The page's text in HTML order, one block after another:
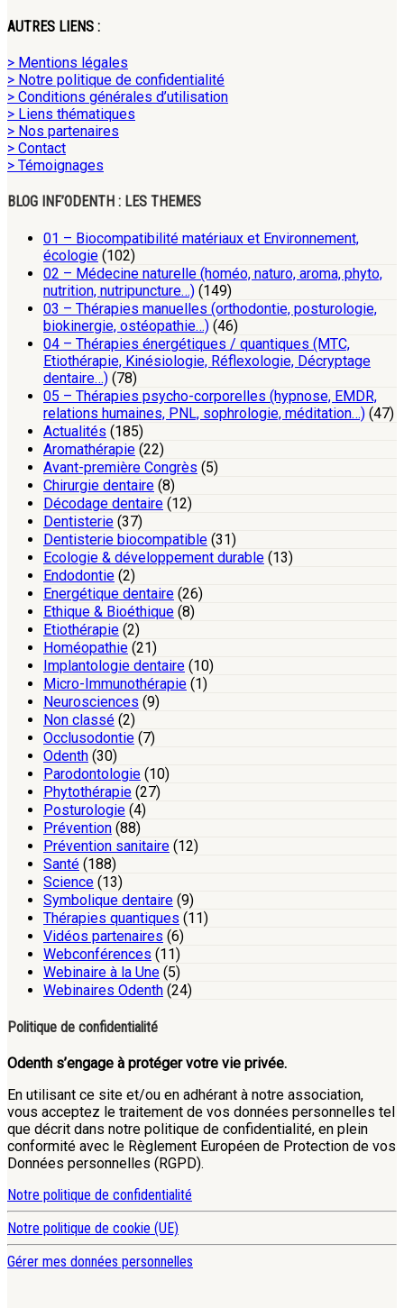
AUTRES LIENS :
> Mentions légales
> Notre politique de confidentialité
> Conditions générales d’utilisation
> Liens thématiques
> Nos partenaires
> Contact
> Témoignages
BLOG INF’ODENTH : LES THEMES
01 – Biocompatibilité matériaux et Environnement,
écologie (102)
02 – Médecine naturelle (homéo, naturo, aroma, phyto,
nutrition, nutripuncture…) (149)
03 – Thérapies manuelles (orthodontie, posturologie,
biokinergie, ostéopathie…) (46)
04 – Thérapies énergétiques / quantiques (MTC,
Etiothérapie, Kinésiologie, Réflexologie, Décryptage
dentaire…) (78)
05 – Thérapies psycho-corporelles (hypnose, EMDR,
relations humaines, PNL, sophrologie, méditation…) (47)
Actualités (185)
Aromathérapie (22)
Avant-première Congrès (5)
Chirurgie dentaire (8)
Décodage dentaire (12)
Dentisterie (37)
Dentisterie biocompatible (31)
Ecologie & développement durable (13)
Endodontie (2)
Energétique dentaire (26)
Ethique & Bioéthique (8)
Etiothérapie (2)
Homéopathie (21)
Implantologie dentaire (10)
Micro-Immunothérapie (1)
Neurosciences (9)
Non classé (2)
Occlusodontie (7)
Odenth (30)
Parodontologie (10)
Phytothérapie (27)
Posturologie (4)
Prévention (88)
Prévention sanitaire (12)
Santé (188)
Science (13)
Symbolique dentaire (9)
Thérapies quantiques (11)
Vidéos partenaires (6)
Webconférences (11)
Webinaire à la Une (5)
Webinaires Odenth (24)
Politique de confidentialité
Odenth s’engage à protéger votre vie privée.
En utilisant ce site et/ou en adhérant à notre association,
vous acceptez le traitement de vos données personnelles tel
que décrit dans notre politique de confidentialité, en plein
conformité avec le Règlement Européen de Protection de vos
Données personnelles (RGPD).
Notre politique de confidentialité
Notre politique de cookie (UE)
Gérer mes données personnelles